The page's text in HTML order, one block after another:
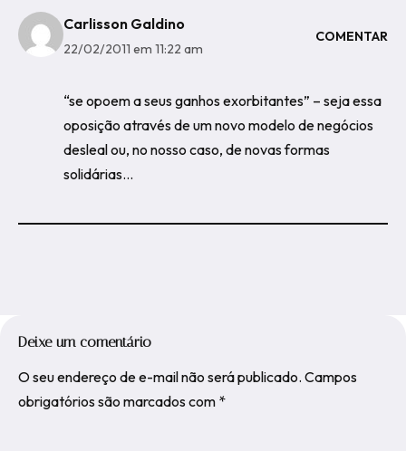
Carlisson Galdino
22/02/2011 em 11:22 am
COMENTAR
“se opoem a seus ganhos exorbitantes” – seja essa
oposição através de um novo modelo de negócios
desleal ou, no nosso caso, de novas formas
solidárias…
Deixe um comentário
O seu endereço de e-mail não será publicado. Campos
obrigatórios são marcados com *